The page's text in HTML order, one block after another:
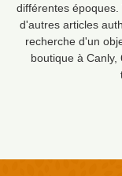
différentes
d'autres articles
recherche d'un
boutique à